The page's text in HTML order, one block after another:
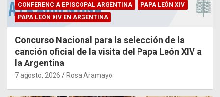
CONFERENCIA EPISCOPAL ARGENTINA
PAPA LEÓN XIV
PAPA LEÓN XIV EN ARGENTINA
Concurso Nacional para la selección de la
canción oficial de la visita del Papa León XIV a
la Argentina
7 agosto, 2026 Rosa Aramayo